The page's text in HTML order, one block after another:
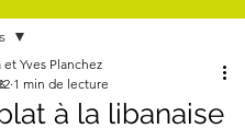
à la libanaise
Yves Planchez
1 min de lecture